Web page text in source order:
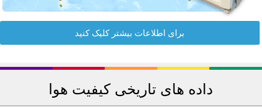
برای اطلاعات بیشتر کلیک کنید
داده های تاریخی کیفیت هوا